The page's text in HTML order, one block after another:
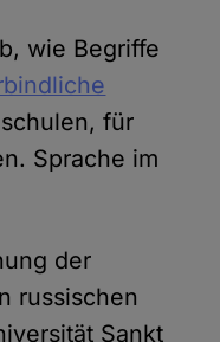
wie Begriffe
für
Sprache im
der
russischen
Sankt